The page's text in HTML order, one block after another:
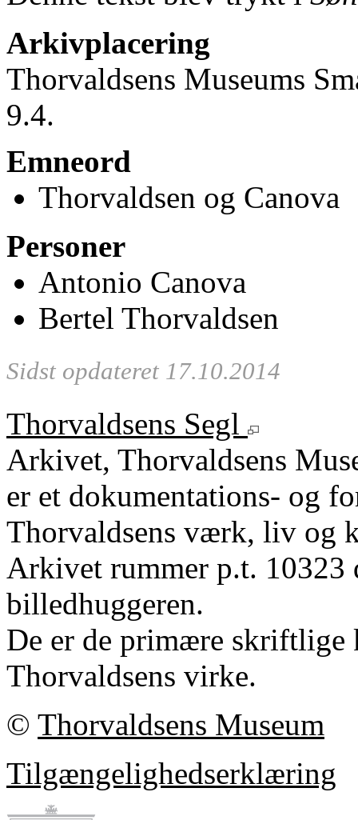
Arkivplacering
Thorvaldsens Museums
9.4.
Emneord
Thorvaldsen og Canova
Personer
Antonio Canova
Bertel Thorvaldsen
Sidst opdateret 17.10.2014
Thorvaldsens Segl
Arkivet, Thorvaldsens
er et dokumentations- og
Thorvaldsens værk, liv og
Arkivet rummer p.t.
billedhuggeren.
De er de primære
Thorvaldsens virke.
© Thorvaldsens Museum
Tilgængelighedserklæring